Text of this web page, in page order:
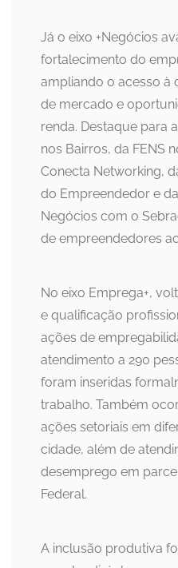
Já o eixo +Negócios
fortalecimento do
ampliando o acesso à
de mercado e
renda. Destaque para
nos Bairros, da FENS
Conecta Networking,
do Empreendedor e
Negócios com o
de empreendedores
No eixo Emprega+,
e qualificação
ações de
atendimento a 290
foram inseridas
trabalho. Também
ações setoriais em
cidade, além de
desemprego em
Federal.
A inclusão produtiva